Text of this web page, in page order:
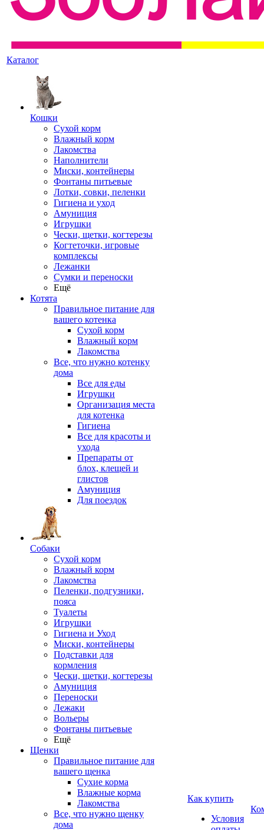
Каталог
Кошки
Сухой корм
Влажный корм
Лакомства
Наполнители
Миски, контейнеры
Фонтаны питьевые
Лотки, совки, пеленки
Гигиена и уход
Амуниция
Игрушки
Чески, щетки, когтерезы
Когтеточки, игровые
комплексы
Лежанки
Сумки и переноски
Ещё
Котята
Правильное питание для
вашего котенка
Сухой корм
Влажный корм
Лакомства
Все, что нужно котенку
дома
Все для еды
Игрушки
Организация места
для котенка
Гигиена
Все для красоты и
ухода
Препараты от
блох, клещей и
глистов
Амуниция
Для поездок
Собаки
Сухой корм
Влажный корм
Лакомства
Пеленки, подгузники,
пояса
Туалеты
Игрушки
Гигиена и Уход
Миски, контейнеры
Подставки для
кормления
Чески, щетки, когтерезы
Амуниция
Переноски
Лежаки
Вольеры
Фонтаны питьевые
Ещё
Щенки
Правильное питание для
вашего щенка
Сухие корма
Влажные корма
Лакомства
Все, что нужно щенку
дома
Как купить
Условия